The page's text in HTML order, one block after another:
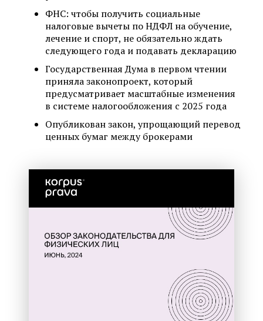
ФНС: чтобы получить социальные
налоговые вычеты по НДФЛ на обучение,
лечение и спорт, не обязательно ждать
следующего года и подавать декларацию
Государственная Дума в первом чтении
приняла законопроект, который
предусматривает масштабные изменения
в системе налогообложения с 2025 года
Опубликован закон, упрощающий перевод
ценных бумаг между брокерами